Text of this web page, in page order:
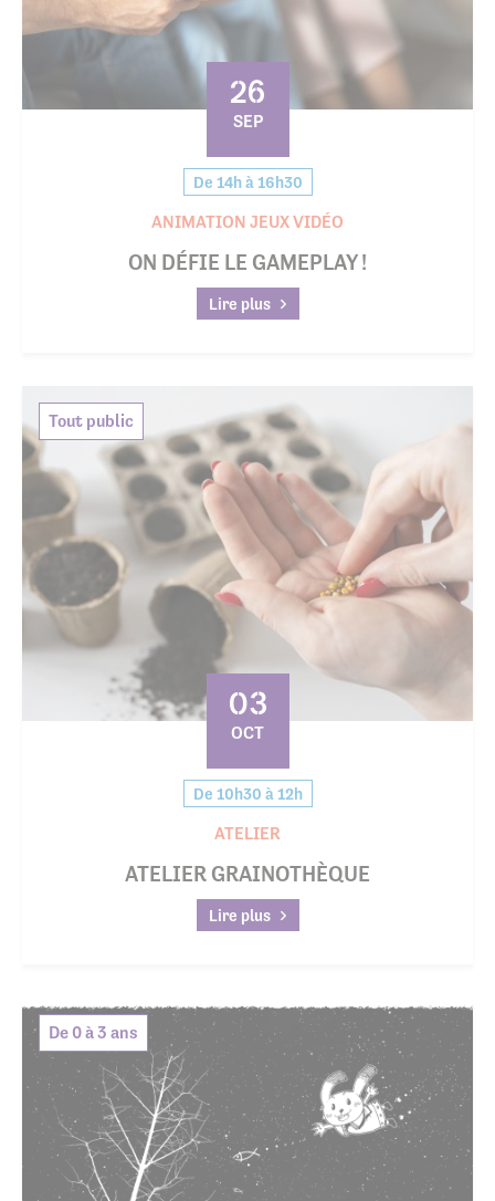
26
SEP
De 14h à 16h30
ANIMATION JEUX VIDÉO
ON DÉFIE LE GAMEPLAY !
Lire plus
Tout public
03
OCT
De 10h30 à 12h
ATELIER
ATELIER GRAINOTHÈQUE
Lire plus
De 0 à 3 ans